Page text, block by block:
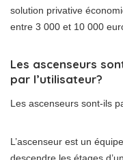
solution privative
entre 3 000 et 10 000
Les ascenseurs
par l’utilisateur?
Les ascenseurs sont-ils
L’ascenseur est un